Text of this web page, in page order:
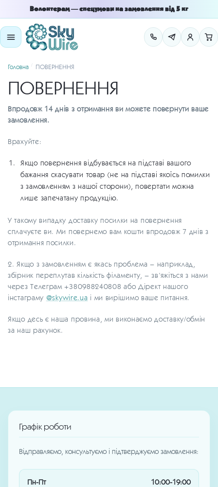
to
navigation
to
content
Волонтерам — спецумови на замовлення від 5 кг
Головна / ПОВЕРНЕННЯ
ПОВЕРНЕННЯ
Впродовж 14 днів з отримання ви можете повернути ваше
замовлення.
Врахуйте:
Якщо повернення відбувається на підставі вашого
бажання скасувати товар (не на підставі якоїсь помилки
з замовленням з нашої сторони), повертати можна
лише запечатану продукцію.
У такому випадку доставку посилки на повернення
сплачуєте ви. Ми повернемо вам кошти впродовж 7 днів з
отримання посилки.
2. Якщо з замовленням є якась проблема – наприклад,
збірник переплутав кількість філаменту, – зв’яжіться з нами
через Телеграм +380988240808 або Дірект нашого
інстаграму @skywire.ua і ми вирішимо ваше питання.
Якщо десь є наша провина, ми виконаємо доставку/обмін
за наш рахунок.
Графік роботи
Відправляємо, консультуємо і підтверджуємо замовлення:
Пн-Пт 10:00-19:00